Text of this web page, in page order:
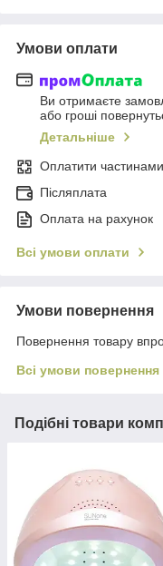
Умови оплати
Ви отримаєте
або гроші
Детальніше
Оплатити частинами
Післяплата
Оплата на рахунок
Всі умови оплати
Умови повернення
Повернення товару
Всі умови повернення
Подібні товари